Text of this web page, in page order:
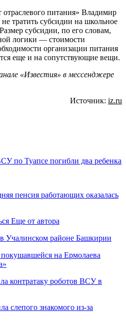
питания» Владимир
тратить субсидии на школьное
субсидии, по его словам,
логики — стоимости
организации питания
еще и на сопутствующие вещи.
«Известия» в мессенджере
Источник: iz.ru
по Туапсе погибли два ребенка
пенсия работающих оказалась
Еще от автора
Учалинском районе Башкирии
на Ермолаева
контратаку роботов ВСУ в
слепого знакомого из-за